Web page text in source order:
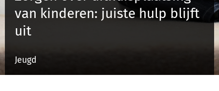
van kinderen: juiste hulp blijft
uit
Jeugd